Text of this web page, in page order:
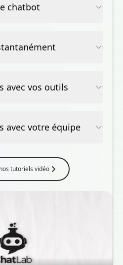
chatbot
avec vos outils
avec votre équipe
tutoriels vidéo